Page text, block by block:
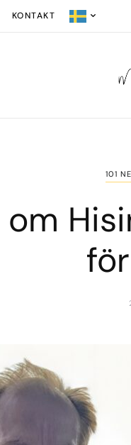
KONTAKT
101
om